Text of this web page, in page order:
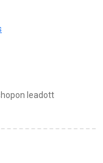
leadott